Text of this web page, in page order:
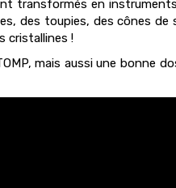
transformés en
des toupies, des cônes
cristallines !
mais aussi une bonne